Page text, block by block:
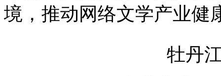
境，推动网络文学产业健
牡丹江